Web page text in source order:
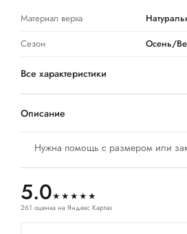
Нужна помощь с размером или
5.0★★★★★
261 оценка на Яндекс Картах
Материал верха
Сезон
Осень/
Все характеристики
Описание